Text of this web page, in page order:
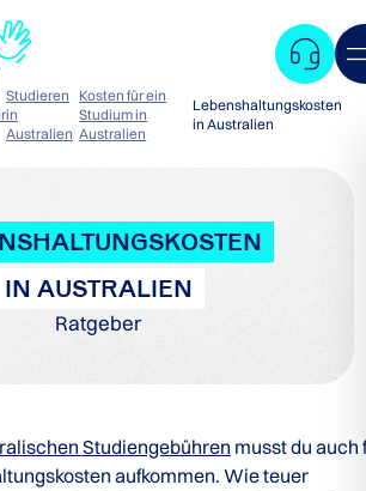
Studieren
in
Australien
Kosten für ein
Studium in
Australien
Lebenshaltungskosten
in Australien
IN AUSTRALIEN
Ratgeber
Studiengebühren musst du auch
aufkommen. Wie teuer